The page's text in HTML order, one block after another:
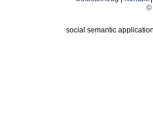
©
social semantic